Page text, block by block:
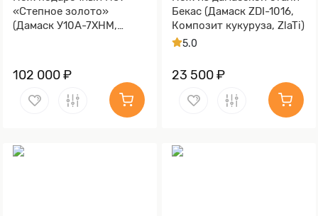
«Степное золото»
(Дамаск У10А-7ХНМ,
и тыльника)
102 000 ₽
Бекас (Дамаск ZDI-1016,
Композит кукуруза, ZlaTi)
5.0
23 500 ₽